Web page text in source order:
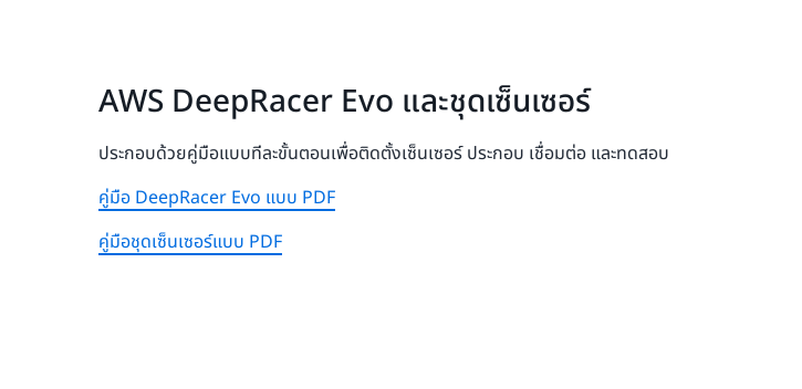
AWS DeepRacer Evo และชุดเซ็นเซอร์
ประกอบด้วยคู่มือแบบทีละขั้นตอนเพื่อติดตั้งเซ็นเซอร์ ประกอบ เชื่อมต่อ และทดสอบ
คู่มือ DeepRacer Evo แบบ PDF
คู่มือชุดเซ็นเซอร์แบบ PDF